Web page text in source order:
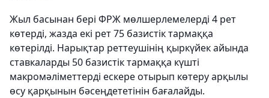
Жыл басынан бері ФРЖ мөлшерлемелерді 4 рет
көтерді, жазда екі рет 75 базистік тармаққа
көтерілді. Нарықтар реттеушінің қыркүйек айында
ставкаларды 50 базистік тармаққа күшті
макромәліметтерді ескере отырып көтеру арқылы
өсу қарқынын бәсеңдететінін бағалайды.